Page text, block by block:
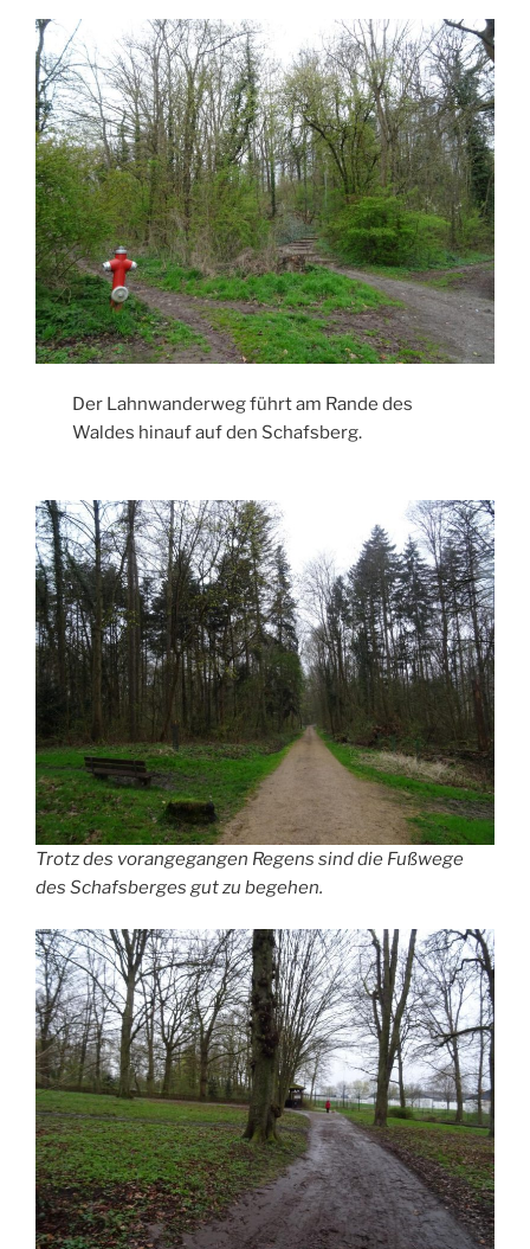
Der Lahnwanderweg führt am Rande des
Waldes hinauf auf den Schafsberg.
Trotz des vorangegangen Regens sind die Fußwege
des Schafsberges gut zu begehen.